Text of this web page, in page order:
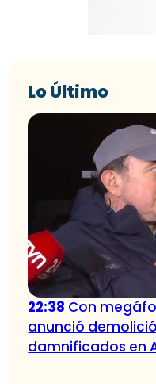
Lo Último
22:38 Con
anunció
damnificados en